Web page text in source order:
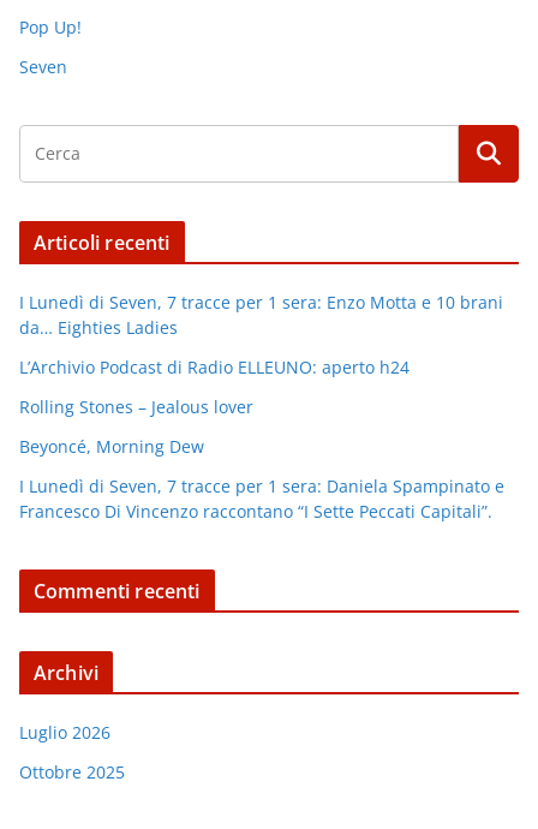
Pop Up!
Seven
Articoli recenti
I Lunedì di Seven, 7 tracce per 1 sera: Enzo Motta e 10 brani
da… Eighties Ladies
L’Archivio Podcast di Radio ELLEUNO: aperto h24
Rolling Stones – Jealous lover
Beyoncé, Morning Dew
I Lunedì di Seven, 7 tracce per 1 sera: Daniela Spampinato e
Francesco Di Vincenzo raccontano “I Sette Peccati Capitali”.
Commenti recenti
Archivi
Luglio 2026
Ottobre 2025